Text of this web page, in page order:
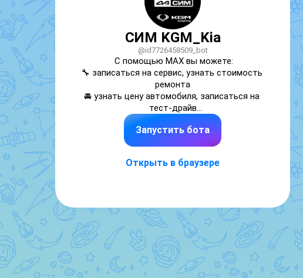
СИМ KGM_Kia
@id7726458509_bot
С помощью MAX вы можете:
🔧 записаться на сервис, узнать стоимость
ремонта
🚘 узнать цену автомобиля, записаться на
тест‑драйв
💰 рассчитать кредит, оформить КАСКО/
ОСАГО
Быстро, удобно, в любое время!
Запустить бота
Открыть в браузере